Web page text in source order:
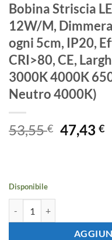
Bobina Striscia
12W/M,
ogni 5cm, IP20,
CRI>80, CE,
3000K 4000K
Neutro 4000K)
53,55€ Il
prezzo
47,43€Il
Disponibile